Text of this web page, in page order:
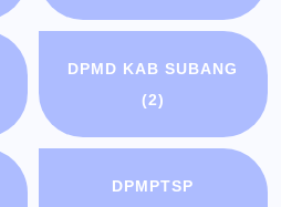
DPMD KAB SUBANG
(2)
DPMPTSP